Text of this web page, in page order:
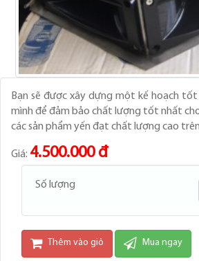
Bạn sẽ được xây dựng một kế hoạch
mình để đảm bảo chất lượng tốt nhất
các sản phẩm yến đạt chất lượng cao
Giá: 4.500.000 đ
Số lượng
Thêm vào giỏ Mua ngay